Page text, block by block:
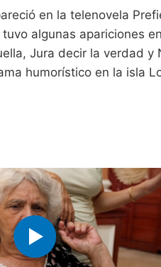
en la telenovela
algunas apariciones
Jura decir la verdad
humorístico en la isla